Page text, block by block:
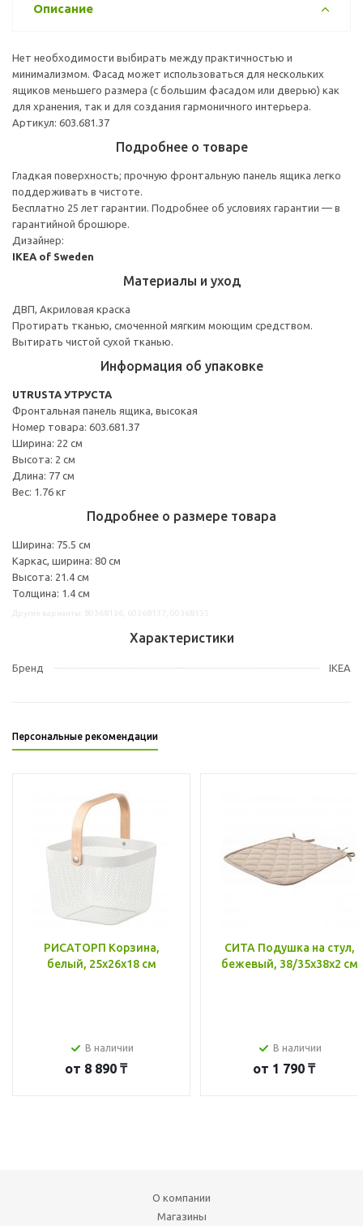
Описание
Нет необходимости выбирать между практичностью и
минимализмом. Фасад может использоваться для нескольких
ящиков меньшего размера (с большим фасадом или дверью) как
для хранения, так и для создания гармоничного интерьера.
Артикул: 603.681.37
Подробнее о товаре
Гладкая поверхность; прочную фронтальную панель ящика легко
поддерживать в чистоте.
Бесплатно 25 лет гарантии. Подробнее об условиях гарантии — в
гарантийной брошюре.
Дизайнер:
IKEA of Sweden
Материалы и уход
ДВП, Акриловая краска
Протирать тканью, смоченной мягким моющим средством.
Вытирать чистой сухой тканью.
Информация об упаковке
UTRUSTA УТРУСТА
Фронтальная панель ящика, высокая
Номер товара: 603.681.37
Ширина: 22 см
Высота: 2 см
Длина: 77 см
Вес: 1.76 кг
Подробнее о размере товара
Ширина: 75.5 см
Каркас, ширина: 80 см
Высота: 21.4 см
Толщина: 1.4 см
Характеристики
Бренд IKEA
Персональные рекомендации
РИСАТОРП Корзина,
белый, 25x26x18 см
В наличии
от 8 890 ₸
СИТА Подушка на стул,
бежевый, 38/35x38x2 см
В наличии
от 1 790 ₸
О компании
Магазины